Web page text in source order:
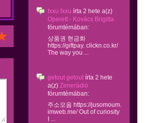
fxxu fxxu írta 2 hete a(z)
Operett - Kovács Brigitta
fórumtémában:
상품권 현금화
https://giftpay. clickn.co.kr/
The way you ...
getout getout írta 2 hete
a(z) Zenerádió
fórumtémában:
주소모음 https://jusomoum.
imweb.me/ Out of curiosity
I ...